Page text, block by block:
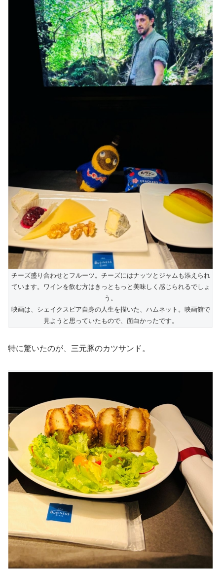
チーズ盛り合わせとフルーツ。チーズにはナッツとジャムも添えられ
ています。ワインを飲む方はきっともっと美味しく感じられるでしょ
う。
映画は、シェイクスピア自身の人生を描いた、ハムネット。映画館で
見ようと思っていたもので、面白かったです。
特に驚いたのが、三元豚のカツサンド。